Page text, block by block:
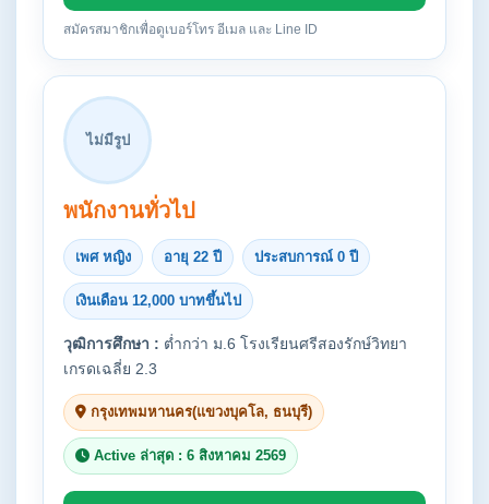
สมัครสมาชิกเพื่อดูเบอร์โทร อีเมล และ Line ID
ไม่มีรูป
พนักงานทั่วไป
เพศ หญิง อายุ 22 ปี ประสบการณ์ 0 ปี
เงินเดือน 12,000 บาทขึ้นไป
วุฒิการศึกษา : ต่ำกว่า ม.6 โรงเรียนศรีสองรักษ์วิทยา
เกรดเฉลี่ย 2.3
กรุงเทพมหานคร(แขวงบุคโล, ธนบุรี)
Active ล่าสุด : 6 สิงหาคม 2569